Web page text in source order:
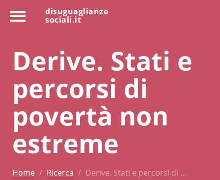
disuguaglianze
sociali.it
Derive. Stati e
percorsi di
povertà non
estreme
Home Ricerca Derive. Stati e percorsi di …